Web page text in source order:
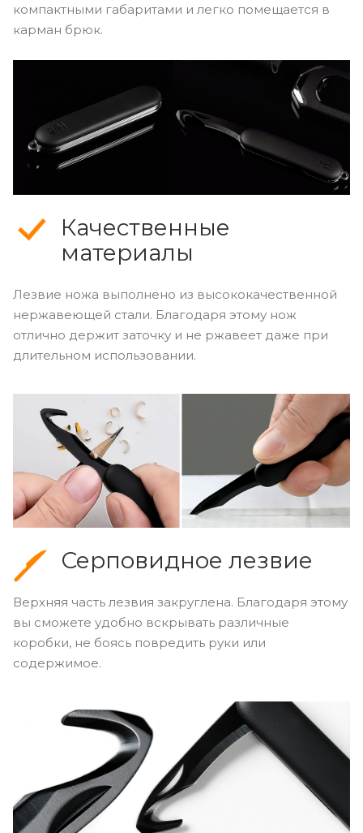
компактными габаритами и легко помещается в
карман брюк.
Качественные
материалы
Лезвие ножа выполнено из высококачественной
нержавеющей стали. Благодаря этому нож
отлично держит заточку и не ржавеет даже при
длительном использовании.
Серповидное лезвие
Верхняя часть лезвия закруглена. Благодаря этому
вы сможете удобно вскрывать различные
коробки, не боясь повредить руки или
содержимое.